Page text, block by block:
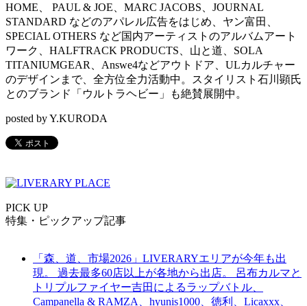
HOME、 PAUL & JOE、MARC JACOBS、JOURNAL
STANDARD などのアパレル広告をはじめ、ヤン富田、
SPECIAL OTHERS など国内アーティストのアルバムアート
ワーク、HALFTRACK PRODUCTS、山と道、SOLA
TITANIUMGEAR、Answe4などアウトドア、ULカルチャー
のデザインまで、全方位全力活動中。スタイリスト石川顕氏
とのブランド「ウルトラヘビー」も絶賛展開中。
posted by Y.KURODA
PICK UP
特集・ピックアップ記事
「森、道、市場2026」LIVERARYエリアが今年も出
現。 過去最多60店以上が各地から出店。 呂布カルマと
トリプルファイヤー吉田によるラップバトル、
Campanella & RAMZA、hyunis1000、徳利、Licaxxx、